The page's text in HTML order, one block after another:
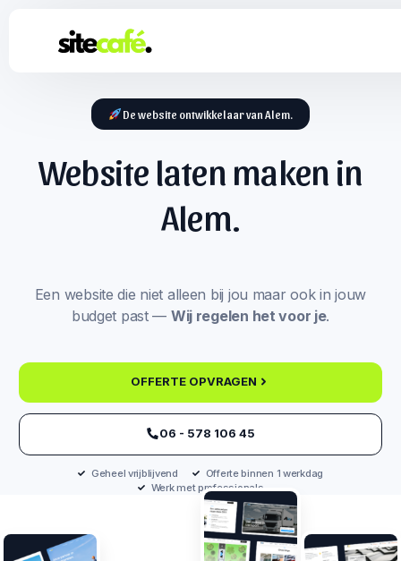
De website ontwikkelaar van Alem.
Website laten maken in
Alem.
Een website die niet alleen bij jou maar ook in jouw
budget past — Wij regelen het voor je.
OFFERTE OPVRAGEN
‪06 - 578 106 45‬
Geheel vrijblijvend
Offerte binnen 1 werkdag
Werk met professionals